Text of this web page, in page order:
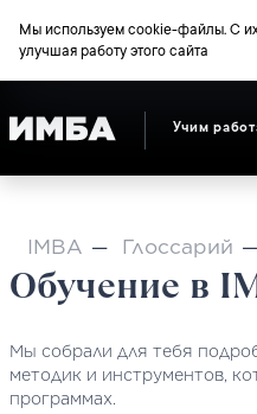
Мы используем cookie-файлы. С
улучшая работу этого сайта
Учим
IMBA Глоссарий
Обучение в
Мы собрали для тебя
методик и инструментов,
программах.